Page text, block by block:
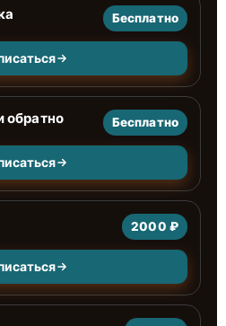
Бесплатно
обратно Бесплатно
2000 ₽